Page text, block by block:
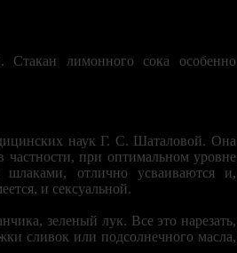
лимонного сока особенно
наук Г. С. Шаталовой. Она
при оптимальном уровне
шлаками, отлично усваиваются и,
и сексуальной.
зеленый лук. Все это нарезать,
сливок или подсолнечного масла,